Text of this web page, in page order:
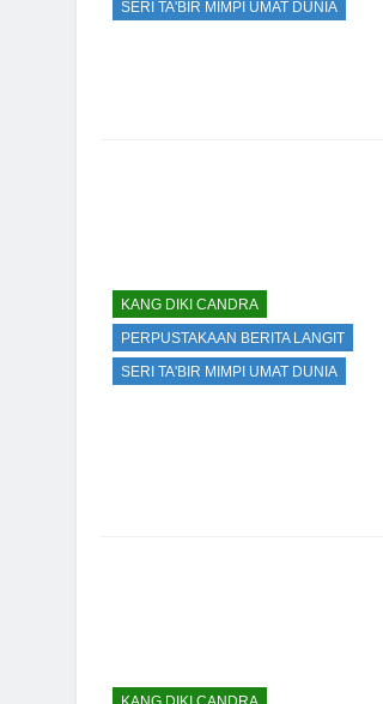
SERI TA'BIR MIMPI UMAT DUNIA
KANG DIKI CANDRA
PERPUSTAKAAN BERITA LANGIT
SERI TA'BIR MIMPI UMAT DUNIA